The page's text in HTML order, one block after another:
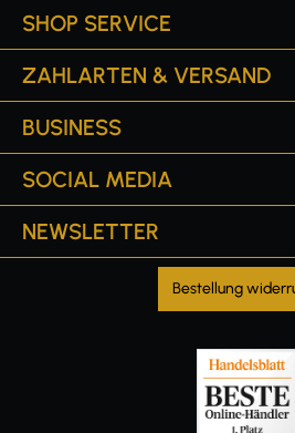
SHOP SERVICE
ZAHLARTEN & VERSAND
BUSINESS
SOCIAL MEDIA
NEWSLETTER
Bestellung